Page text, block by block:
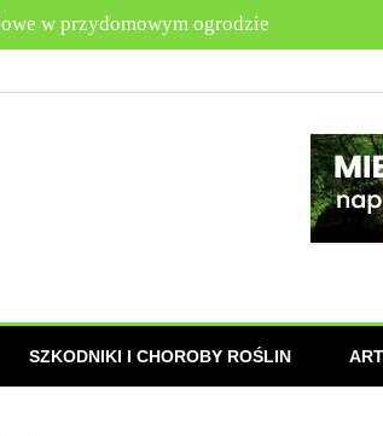
moreli?
SZKODNIKI I CHOROBY ROŚLIN